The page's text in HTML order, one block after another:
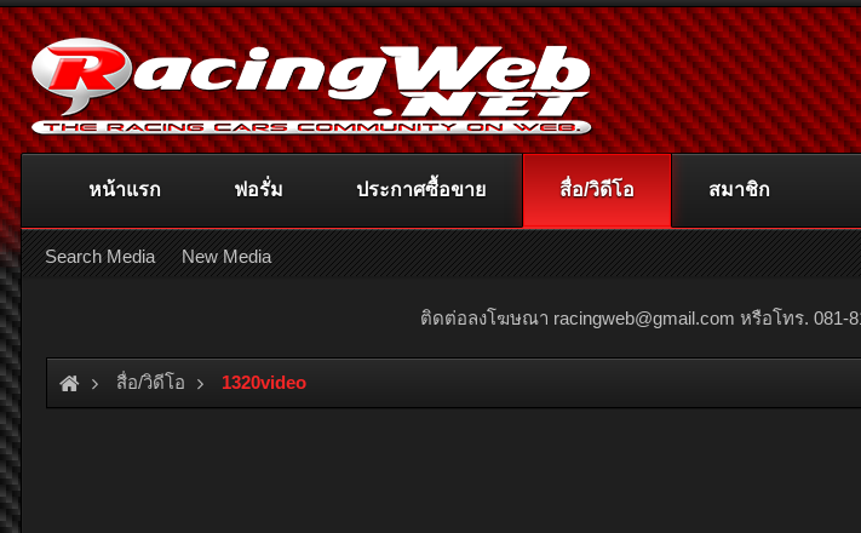
ติดต่อลงโฆษณา racingweb@gmail.com หรือโทร. 081-
สื่อ/วิดีโอ 1320video
หน้าแรก ฟอรั่ม ประกาศซื้อขาย สื่อ/วิดีโอ
Search Media New Media
สมาชิก